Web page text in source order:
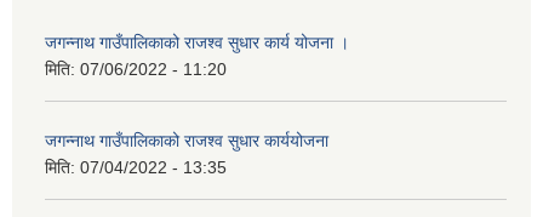
जगन्नाथ गाउँपालिकाको राजश्व सुधार कार्य योजना ।
मिति: 07/06/2022 - 11:20
जगन्नाथ गाउँपालिकाको राजश्व सुधार कार्ययोजना
मिति: 07/04/2022 - 13:35